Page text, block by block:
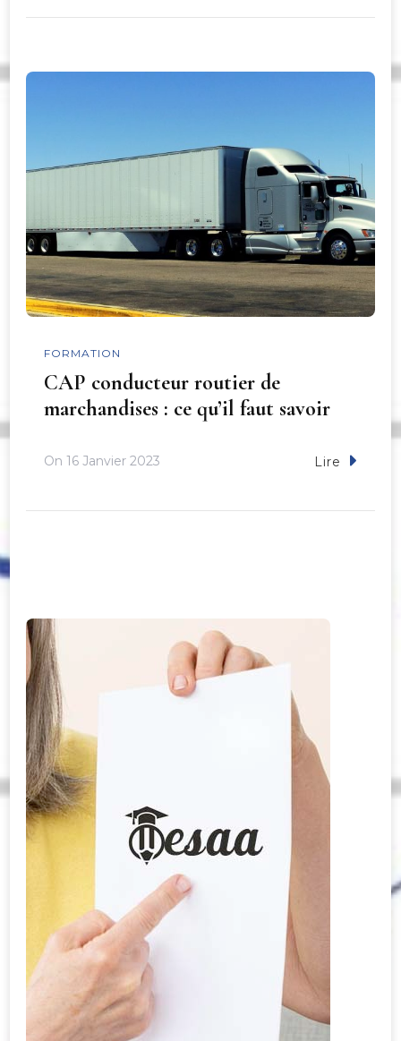
FORMATION
CAP conducteur routier de
marchandises : ce qu’il faut savoir
On 16 Janvier 2023 Lire